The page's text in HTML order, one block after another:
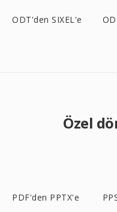
ODT'den SIXEL'e
Özel
PDF'den PPTX'e